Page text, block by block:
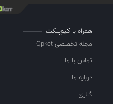
همراه با کیوپیکت
مجله تخصصی Qpket
تماس با ما
درباره ما
گالری